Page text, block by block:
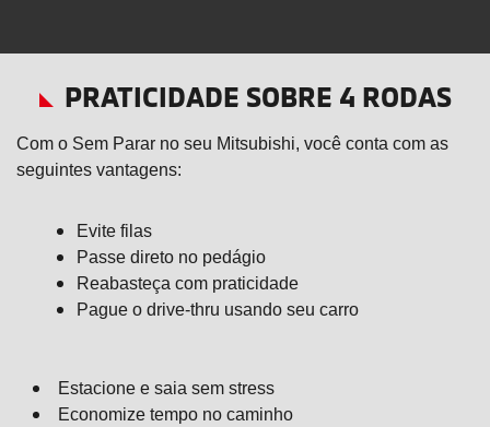
PRATICIDADE SOBRE 4 RODAS
Com o Sem Parar no seu Mitsubishi, você conta com as
seguintes vantagens:
Evite filas
Passe direto no pedágio
Reabasteça com praticidade
Pague o drive-thru usando seu carro
Estacione e saia sem stress
Economize tempo no caminho